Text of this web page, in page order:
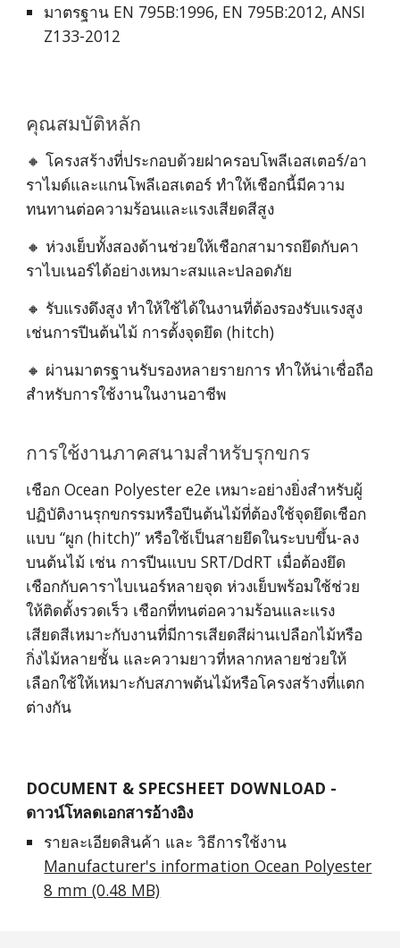
มาตรฐาน EN 795B:1996, EN 795B:2012, ANSI
Z133-2012
คุณสมบัติหลัก
🔸 โครงสร้างที่ประกอบด้วยฝาครอบโพลีเอสเตอร์/อา
ราไมด์และแกนโพลีเอสเตอร์ ทำให้เชือกนี้มีความ
ทนทานต่อความร้อนและแรงเสียดสีสูง
🔸 ห่วงเย็บทั้งสองด้านช่วยให้เชือกสามารถยึดกับคา
ราไบเนอร์ได้อย่างเหมาะสมและปลอดภัย
🔸 รับแรงดึงสูง ทำให้ใช้ได้ในงานที่ต้องรองรับแรงสูง
เช่นการปีนต้นไม้ การตั้งจุดยึด (hitch)
🔸 ผ่านมาตรฐานรับรองหลายรายการ ทำให้น่าเชื่อถือ
สำหรับการใช้งานในงานอาชีพ
การใช้งานภาคสนามสำหรับรุกขกร
เชือก Ocean Polyester e2e เหมาะอย่างยิ่งสำหรับผู้
ปฏิบัติงานรุกขกรรมหรือปีนต้นไม้ที่ต้องใช้จุดยึดเชือก
แบบ “ผูก (hitch)” หรือใช้เป็นสายยึดในระบบขึ้น-ลง
บนต้นไม้ เช่น การปีนแบบ SRT/DdRT เมื่อต้องยึด
เชือกกับคาราไบเนอร์หลายจุด ห่วงเย็บพร้อมใช้ช่วย
ให้ติดตั้งรวดเร็ว เชือกที่ทนต่อความร้อนและแรง
เสียดสีเหมาะกับงานที่มีการเสียดสีผ่านเปลือกไม้หรือ
กิ่งไม้หลายชั้น และความยาวที่หลากหลายช่วยให้
เลือกใช้ให้เหมาะกับสภาพต้นไม้หรือโครงสร้างที่แตก
ต่างกัน
DOCUMENT & SPECSHEET DOWNLOAD -
ดาวน์โหลดเอกสารอ้างอิง
รายละเอียดสินค้า และ วิธีการใช้งาน
Manufacturer's information Ocean Polyester
8 mm (0.48 MB)